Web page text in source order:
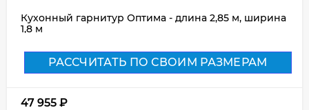
Кухонный гарнитур Оптима - длина 2,85 м, ширина
1,8 м
РАССЧИТАТЬ ПО СВОИМ РАЗМЕРАМ
47 955 ₽